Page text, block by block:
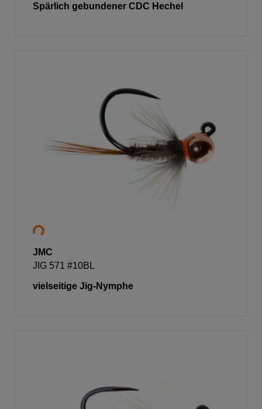
Spärlich gebundener CDC Hechel
JMC
JIG 571 #10BL
vielseitige Jig-Nymphe